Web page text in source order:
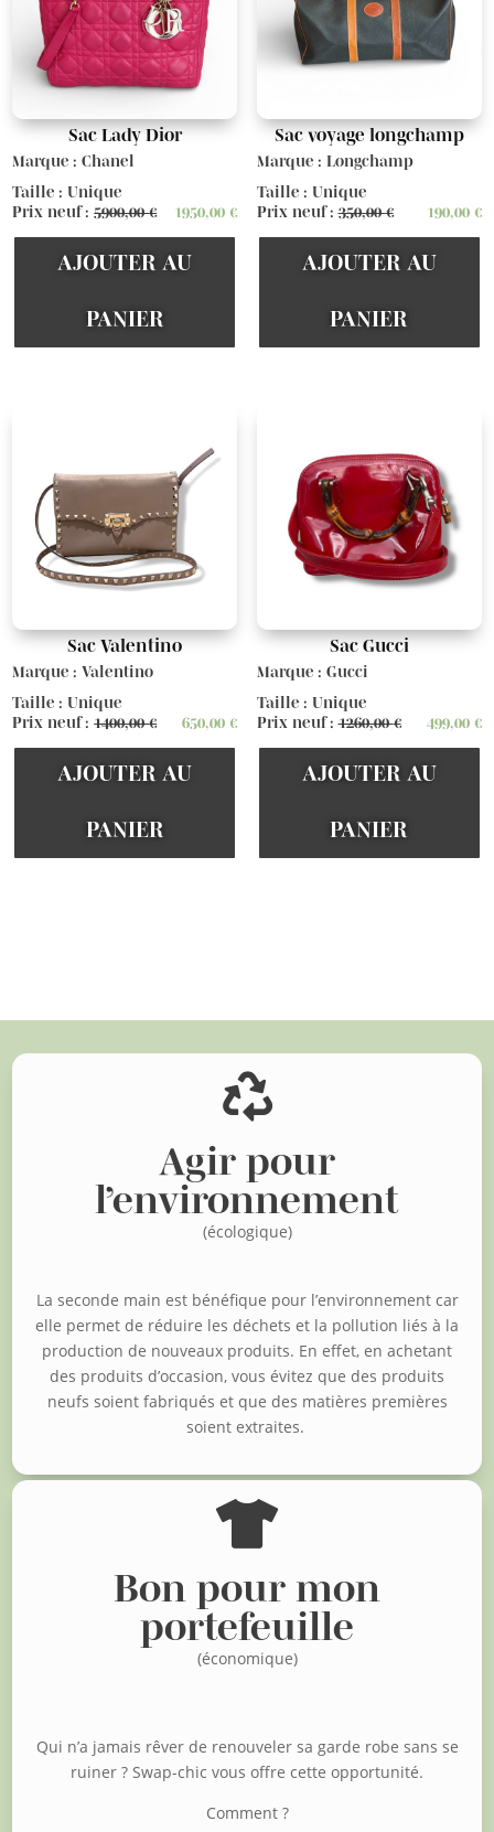
Sac Lady Dior
Marque : Chanel
Taille : Unique
Prix neuf :5900,00€ 1950,00€
AJOUTER AU
PANIER
Sac voyage longchamp
Marque : Longchamp
Taille : Unique
Prix neuf :350,00€ 190,00 €
AJOUTER AU
PANIER
Sac Valentino
Marque : Valentino
Taille : Unique
Prix neuf :1400,00€ 650,00€
AJOUTER AU
PANIER
Sac Gucci
Marque : Gucci
Taille : Unique
Prix neuf :1260,00€ 499,00 €
AJOUTER AU
PANIER

Agir pour
l’environnement
(écologique)
La seconde main est bénéfique pour l’environnement car
elle permet de réduire les déchets et la pollution liés à la
production de nouveaux produits. En effet, en achetant
des produits d’occasion, vous évitez que des produits
neufs soient fabriqués et que des matières premières
soient extraites.

Bon pour mon
portefeuille
(économique)
Qui n’a jamais rêver de renouveler sa garde robe sans se
ruiner ? Swap-chic vous offre cette opportunité.
Comment ?